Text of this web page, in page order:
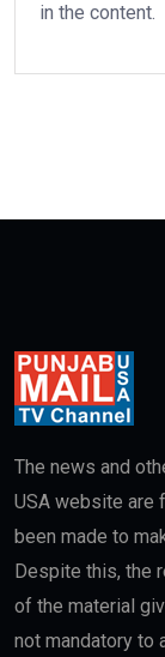
in the content.
The news and
USA website are
been made to
Despite this, the
of the material
not mandatory to